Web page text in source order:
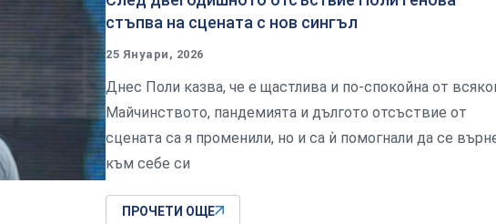
стъпва на сцената с нов сингъл
25 Януари, 2026
Днес Поли казва, че е щастлива и по-спокойна от
Майчинството, пандемията и дългото отсъствие от
сцената са я променили, но и са ѝ помогнали да се
към себе си
ПРОЧЕТИ ОЩЕ